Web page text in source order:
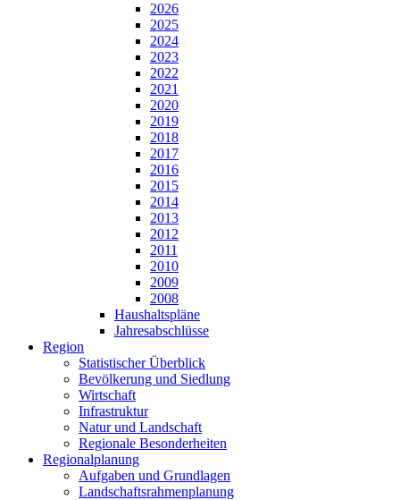
2026
2025
2024
2023
2022
2021
2020
2019
2018
2017
2016
2015
2014
2013
2012
2011
2010
2009
2008
Haushaltspläne
Jahresabschlüsse
Region
Statistischer Überblick
Bevölkerung und Siedlung
Wirtschaft
Infrastruktur
Natur und Landschaft
Regionale Besonderheiten
Regionalplanung
Aufgaben und Grundlagen
Landschaftsrahmenplanung